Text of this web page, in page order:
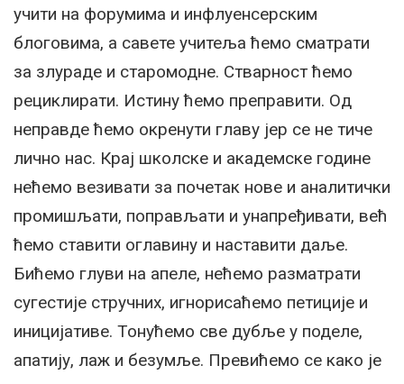
учити на форумима и инфлуенсерским
блоговима, а савете учитеља ћемо сматрати
за злураде и старомодне. Стварност ћемо
рециклирати. Истину ћемо преправити. Од
неправде ћемо окренути главу јер се не тиче
лично нас. Крај школске и академске године
нећемо везивати за почетак нове и аналитички
промишљати, поправљати и унапређивати, већ
ћемо ставити оглавину и наставити даље.
Бићемо глуви на апеле, нећемо разматрати
сугестије стручних, игнорисаћемо петиције и
иницијативе. Тонућемо све дубље у поделе,
апатију, лаж и безумље. Превићемо се како је